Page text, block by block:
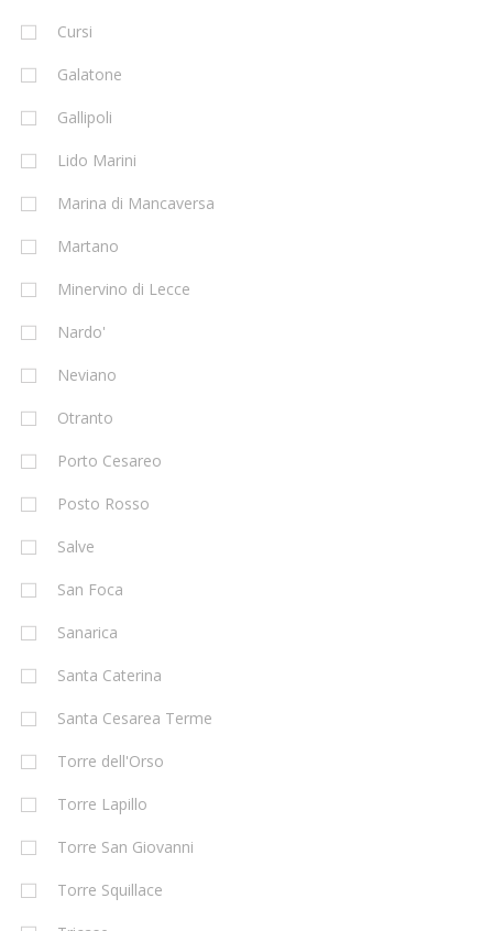
Cursi
Galatone
Gallipoli
Lido Marini
Marina di Mancaversa
Martano
Minervino di Lecce
Nardo'
Neviano
Otranto
Porto Cesareo
Posto Rosso
Salve
San Foca
Sanarica
Santa Caterina
Santa Cesarea Terme
Torre dell'Orso
Torre Lapillo
Torre San Giovanni
Torre Squillace